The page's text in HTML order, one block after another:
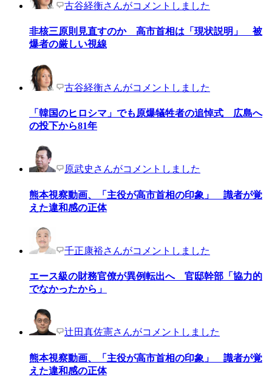
古谷経衡さんがコメントしました
非核三原則見直すのか 高市首相は「現状説明」 被
爆者の厳しい視線
古谷経衡さんがコメントしました
「韓国のヒロシマ」でも原爆犠牲者の追悼式 広島へ
の投下から81年
原武史さんがコメントしました
熊本視察動画、「主役が高市首相の印象」 識者が覚
えた違和感の正体
千正康裕さんがコメントしました
エース級の財務官僚が異例転出へ 官邸幹部「協力的
でなかったから」
辻田真佐憲さんがコメントしました
熊本視察動画、「主役が高市首相の印象」 識者が覚
えた違和感の正体